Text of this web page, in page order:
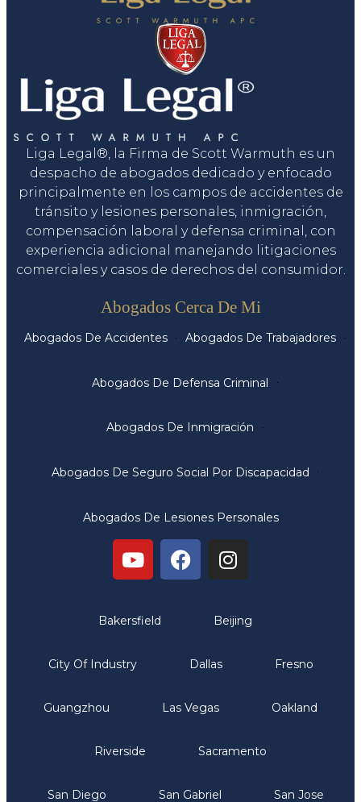
Liga Legal®, la Firma de Scott Warmuth es un
despacho de abogados dedicado y enfocado
principalmente en los campos de accidentes de
tránsito y lesiones personales, inmigración,
compensación laboral y defensa criminal, con
experiencia adicional manejando litigaciones
comerciales y casos de derechos del consumidor.
Abogados Cerca De Mi
Abogados De Accidentes Abogados De Trabajadores
Abogados De Defensa Criminal
Abogados De Inmigración
Abogados De Seguro Social Por Discapacidad
Abogados De Lesiones Personales
Bakersfield Beijing
City Of Industry Dallas Fresno
Guangzhou Las Vegas Oakland
Riverside Sacramento
San Diego San Gabriel San Jose